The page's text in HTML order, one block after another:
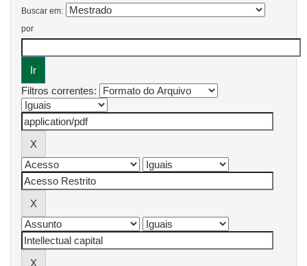
Buscar em:
por
Filtros correntes: